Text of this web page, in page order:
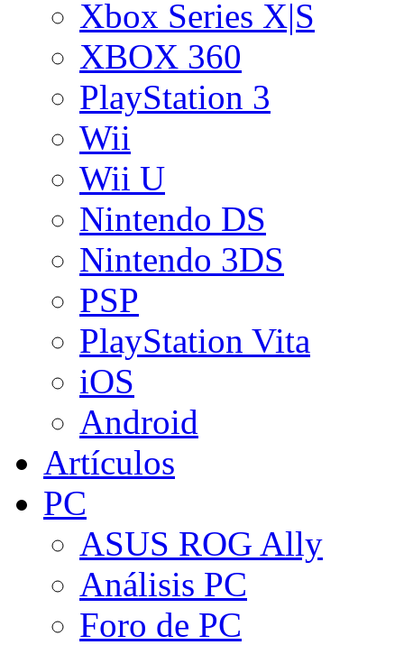
Xbox Series X|S
XBOX 360
PlayStation 3
Wii
Wii U
Nintendo DS
Nintendo 3DS
PSP
PlayStation Vita
iOS
Android
Artículos
PC
ASUS ROG Ally
Análisis PC
Foro de PC